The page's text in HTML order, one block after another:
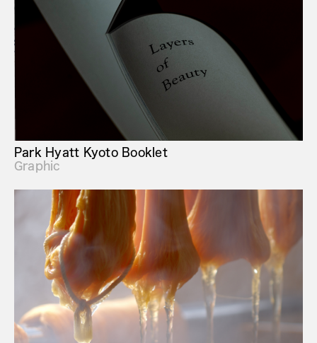
Park Hyatt Kyoto Booklet
Graphic